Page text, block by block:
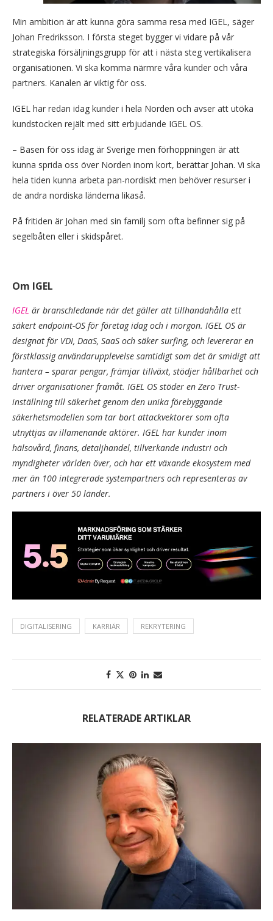
Min ambition är att kunna göra samma resa med IGEL, säger
Johan Fredriksson. I första steget bygger vi vidare på vår
strategiska försäljningsgrupp för att i nästa steg vertikalisera
organisationen. Vi ska komma närmre våra kunder och våra
partners. Kanalen är viktig för oss.
IGEL har redan idag kunder i hela Norden och avser att utöka
kundstocken rejält med sitt erbjudande IGEL OS.
– Basen för oss idag är Sverige men förhoppningen är att
kunna sprida oss över Norden inom kort, berättar Johan. Vi ska
hela tiden kunna arbeta pan-nordiskt men behöver resurser i
de andra nordiska länderna likaså.
På fritiden är Johan med sin familj som ofta befinner sig på
segelbåten eller i skidspåret.
Om IGEL
IGEL är branschledande när det gäller att tillhandahålla ett
säkert endpoint-OS för företag idag och i morgon. IGEL OS är
designat för VDI, DaaS, SaaS och säker surfing, och levererar en
förstklassig användarupplevelse samtidigt som det är smidigt att
hantera – sparar pengar, främjar tillväxt, stödjer hållbarhet och
driver organisationer framåt. IGEL OS stöder en Zero Trust-
inställning till säkerhet genom den unika förebyggande
säkerhetsmodellen som tar bort attackvektorer som ofta
utnyttjas av illamenande aktörer. IGEL har kunder inom
hälsovård, finans, detaljhandel, tillverkande industri och
myndigheter världen över, och har ett växande ekosystem med
mer än 100 integrerade systempartners och representeras av
partners i över 50 länder.
DIGITALISERING KARRIÄR REKRYTERING
RELATERADE ARTIKLAR